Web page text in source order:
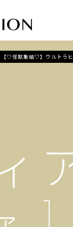
【♡怪獣集結♡】ウルトラ